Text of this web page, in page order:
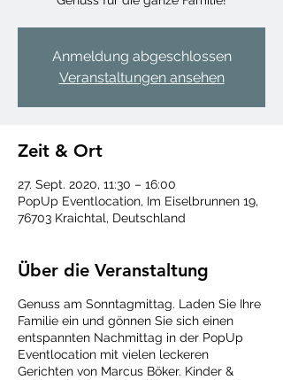
Anmeldung abgeschlossen
Veranstaltungen ansehen
Zeit & Ort
27. Sept. 2020, 11:30 – 16:00
PopUp Eventlocation, Im Eiselbrunnen 19,
76703 Kraichtal, Deutschland
Über die Veranstaltung
Genuss am Sonntagmittag. Laden Sie Ihre
Familie ein und gönnen Sie sich einen
entspannten Nachmittag in der PopUp
Eventlocation mit vielen leckeren
Gerichten von Marcus Böker. Kinder &